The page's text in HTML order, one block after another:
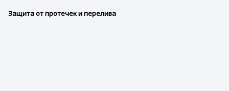
Защита от протечек и перелива